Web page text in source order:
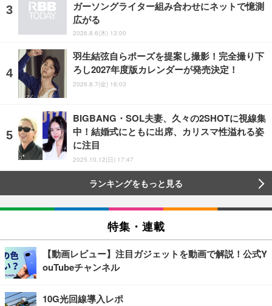
ガーソングライター組み合わせにネットで憶測
広がる
2026.8.6(木) 13:00
羽生結弦自らポーズを提案し撮影！完全撮り下
ろし2027年度版カレンダーが発売決定！
2026.8.7(金) 16:03
BIGBANG・SOL夫妻、久々の2SHOTに視線集
中！結婚式にともに出席、カリスマ性溢れる姿
に注目
2025.10.12(日) 17:47
ランキングをもっと見る
特集・連載
【動画レビュー】注目ガジェットを動画で解説！公式Y
ouTubeチャンネル
10G光回線導入レポ